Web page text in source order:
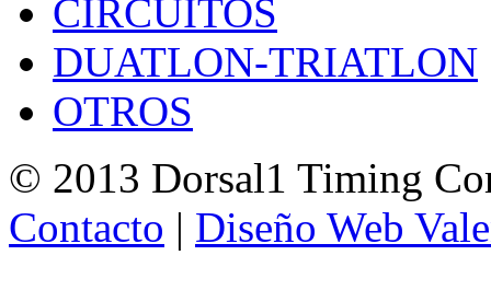
CIRCUITOS
DUATLON-TRIATLON
OTROS
© 2013 Dorsal1 Timing
Contacto | Diseño Web